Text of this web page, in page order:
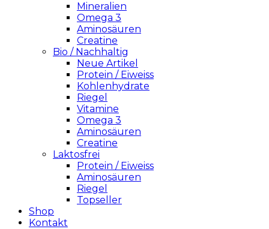
Mineralien
Omega 3
Aminosäuren
Creatine
Bio / Nachhaltig
Neue Artikel
Protein / Eiweiss
Kohlenhydrate
Riegel
Vitamine
Omega 3
Aminosäuren
Creatine
Laktosfrei
Protein / Eiweiss
Aminosäuren
Riegel
Topseller
Shop
Kontakt